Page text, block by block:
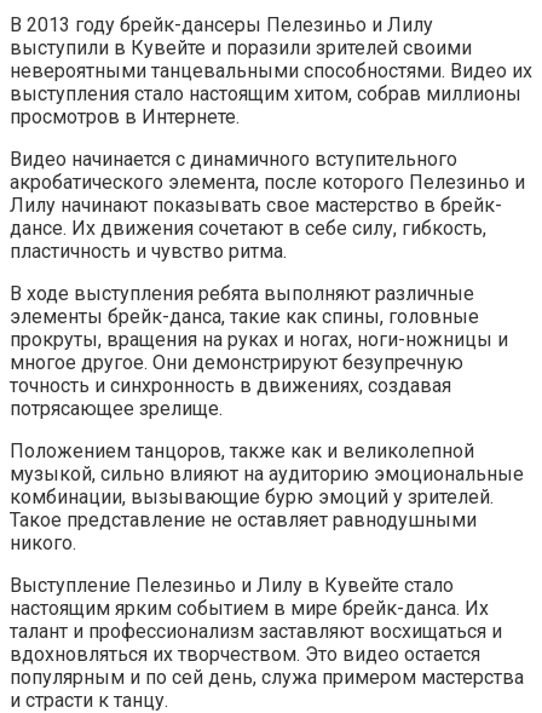
В 2013 году брейк-дансеры Пелезиньо и Лилу
выступили в Кувейте и поразили зрителей своими
невероятными танцевальными способностями. Видео их
выступления стало настоящим хитом, собрав миллионы
просмотров в Интернете.
Видео начинается с динамичного вступительного
акробатического элемента, после которого Пелезиньо и
Лилу начинают показывать свое мастерство в брейк-
дансе. Их движения сочетают в себе силу, гибкость,
пластичность и чувство ритма.
В ходе выступления ребята выполняют различные
элементы брейк-данса, такие как спины, головные
прокруты, вращения на руках и ногах, ноги-ножницы и
многое другое. Они демонстрируют безупречную
точность и синхронность в движениях, создавая
потрясающее зрелище.
Положением танцоров, также как и великолепной
музыкой, сильно влияют на аудиторию эмоциональные
комбинации, вызывающие бурю эмоций у зрителей.
Такое представление не оставляет равнодушными
никого.
Выступление Пелезиньо и Лилу в Кувейте стало
настоящим ярким событием в мире брейк-данса. Их
талант и профессионализм заставляют восхищаться и
вдохновляться их творчеством. Это видео остается
популярным и по сей день, служа примером мастерства
и страсти к танцу.